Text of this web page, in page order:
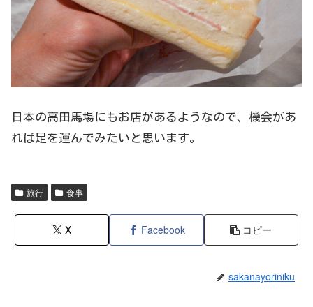
日本の高田馬場にもお店があるようなので、機会があ
れば足を運んでみたいと思います。
旅行 食事
X Facebook コピー
sakanayoriniku